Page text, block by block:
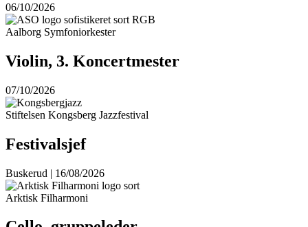
06/10/2026
Aalborg Symfoniorkester
Violin, 3. Koncertmester
07/10/2026
Stiftelsen Kongsberg Jazzfestival
Festivalsjef
Buskerud | 16/08/2026
Arktisk Filharmoni